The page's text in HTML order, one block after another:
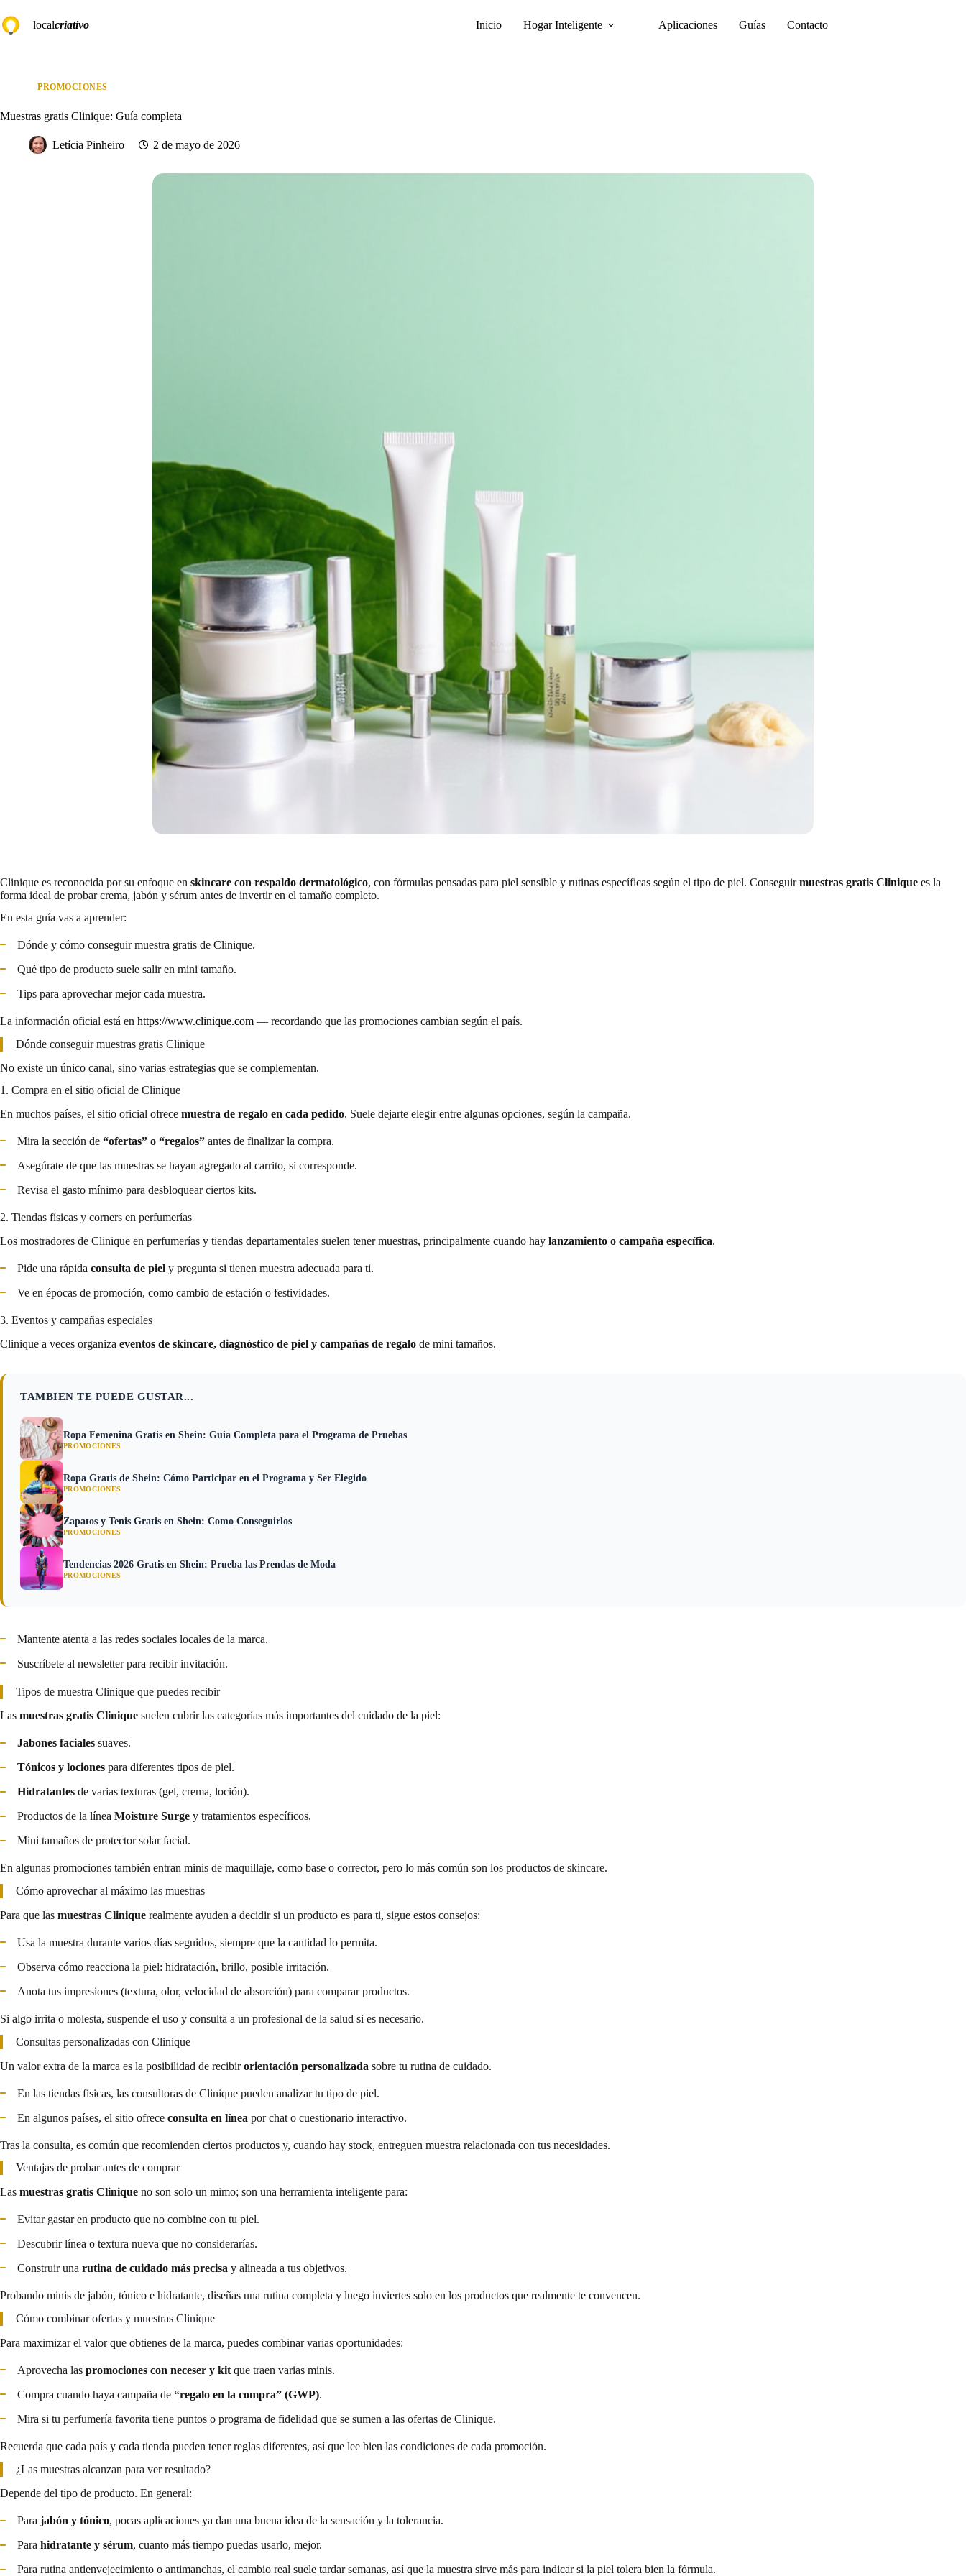
al
contenido
localcriativo Inicio Hogar Inteligente Aplicaciones Guías Contacto
PROMOCIONES
Muestras gratis Clinique: Guía completa
Letícia Pinheiro 2 de mayo de 2026
Clinique es reconocida por su enfoque en skincare con respaldo dermatológico, con fórmulas pensadas para piel sensible y rutinas específicas según el tipo de piel. Conseguirmuestras gratis Clinique es la
forma ideal de probar crema, jabón y sérum antes de invertir en el tamaño completo.
En esta guía vas a aprender:
Dónde y cómo conseguir muestra gratis de Clinique.
Qué tipo de producto suele salir en mini tamaño.
Tips para aprovechar mejor cada muestra.
La información oficial está en https://www.clinique.com — recordando que las promociones cambian según el país.
Dónde conseguir muestras gratis Clinique
No existe un único canal, sino varias estrategias que se complementan.
1. Compra en el sitio oficial de Clinique
En muchos países, el sitio oficial ofrece muestra de regalo en cada pedido. Suele dejarte elegir entre algunas opciones, según la campaña.
Mira la sección de “ofertas” o “regalos” antes de finalizar la compra.
Asegúrate de que las muestras se hayan agregado al carrito, si corresponde.
Revisa el gasto mínimo para desbloquear ciertos kits.
2. Tiendas físicas y corners en perfumerías
Los mostradores de Clinique en perfumerías y tiendas departamentales suelen tener muestras, principalmente cuando hay lanzamiento o campaña específica.
Pide una rápida consulta de piel y pregunta si tienen muestra adecuada para ti.
Ve en épocas de promoción, como cambio de estación o festividades.
3. Eventos y campañas especiales
Clinique a veces organiza eventos de skincare, diagnóstico de piel y campañas de regalo de mini tamaños.
TAMBIEN TE PUEDE GUSTAR...
Ropa Femenina Gratis en Shein: Guia Completa para el Programa de Pruebas
PROMOCIONES
Ropa Gratis de Shein: Cómo Participar en el Programa y Ser Elegido
PROMOCIONES
Zapatos y Tenis Gratis en Shein: Como Conseguirlos
PROMOCIONES
Tendencias 2026 Gratis en Shein: Prueba las Prendas de Moda
PROMOCIONES
Mantente atenta a las redes sociales locales de la marca.
Suscríbete al newsletter para recibir invitación.
Tipos de muestra Clinique que puedes recibir
Las muestras gratis Clinique suelen cubrir las categorías más importantes del cuidado de la piel:
Jabones faciales suaves.
Tónicos y lociones para diferentes tipos de piel.
Hidratantes de varias texturas (gel, crema, loción).
Productos de la línea Moisture Surge y tratamientos específicos.
Mini tamaños de protector solar facial.
En algunas promociones también entran minis de maquillaje, como base o corrector, pero lo más común son los productos de skincare.
Cómo aprovechar al máximo las muestras
Para que las muestras Clinique realmente ayuden a decidir si un producto es para ti, sigue estos consejos:
Usa la muestra durante varios días seguidos, siempre que la cantidad lo permita.
Observa cómo reacciona la piel: hidratación, brillo, posible irritación.
Anota tus impresiones (textura, olor, velocidad de absorción) para comparar productos.
Si algo irrita o molesta, suspende el uso y consulta a un profesional de la salud si es necesario.
Consultas personalizadas con Clinique
Un valor extra de la marca es la posibilidad de recibirorientación personalizada sobre tu rutina de cuidado.
En las tiendas físicas, las consultoras de Clinique pueden analizar tu tipo de piel.
En algunos países, el sitio ofrece consulta en línea por chat o cuestionario interactivo.
Tras la consulta, es común que recomienden ciertos productos y, cuando hay stock, entreguen muestra relacionada con tus necesidades.
Ventajas de probar antes de comprar
Las muestras gratis Clinique no son solo un mimo; son una herramienta inteligente para:
Evitar gastar en producto que no combine con tu piel.
Descubrir línea o textura nueva que no considerarías.
Construir una rutina de cuidado más precisa y alineada a tus objetivos.
Probando minis de jabón, tónico e hidratante, diseñas una rutina completa y luego inviertes solo en los productos que realmente te convencen.
Cómo combinar ofertas y muestras Clinique
Para maximizar el valor que obtienes de la marca, puedes combinar varias oportunidades:
Aprovecha las promociones con neceser y kit que traen varias minis.
Compra cuando haya campaña de “regalo en la compra” (GWP).
Mira si tu perfumería favorita tiene puntos o programa de fidelidad que se sumen a las ofertas de Clinique.
Recuerda que cada país y cada tienda pueden tener reglas diferentes, así que lee bien las condiciones de cada promoción.
¿Las muestras alcanzan para ver resultado?
Depende del tipo de producto. En general:
Para jabón y tónico, pocas aplicaciones ya dan una buena idea de la sensación y la tolerancia.
Para hidratante y sérum, cuanto más tiempo puedas usarlo, mejor.
Para rutina antienvejecimiento o antimanchas, el cambio real suele tardar semanas, así que la muestra sirve más para indicar si la piel tolera bien la fórmula.